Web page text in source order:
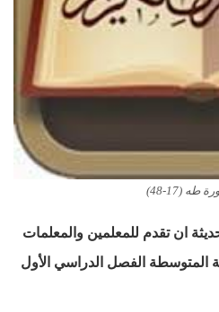
طه (17-48)
ان تقدم للمعلمين والمعلمات
المتوسطة الفصل الدراسي الأول